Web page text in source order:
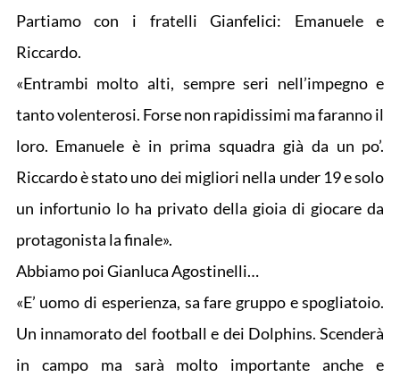
Partiamo con i fratelli Gianfelici: Emanuele e
Riccardo.
«Entrambi molto alti, sempre seri nell’impegno e
tanto volenterosi. Forse non rapidissimi ma faranno il
loro. Emanuele è in prima squadra già da un po’.
Riccardo è stato uno dei migliori nella under 19 e solo
un infortunio lo ha privato della gioia di giocare da
protagonista la finale».
Abbiamo poi Gianluca Agostinelli…
«E’ uomo di esperienza, sa fare gruppo e spogliatoio.
Un innamorato del football e dei Dolphins. Scenderà
in campo ma sarà molto importante anche e